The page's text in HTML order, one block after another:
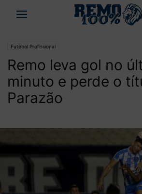
Futebol Profissional
Remo leva gol no
minuto e perde o
Parazão